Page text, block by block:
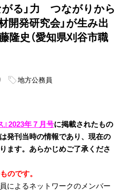
る」力 つながりから
開発研究会」が生み出
隆史（愛知県刈谷市職
地方公務員
』2023年７月号に掲載されたもの
発刊当時の情報であり、現在の
ます。あらかじめご了承くださ
のです。
によるネットワークのメンバー